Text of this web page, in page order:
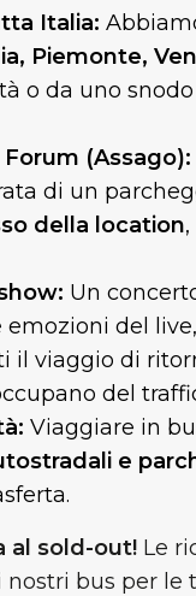
Italia:
Piemonte,
o da uno
(Assago):
di un
della location
Un
emozioni del
il viaggio di
del
Viaggiare in
e
al sold-out! Le
bus per